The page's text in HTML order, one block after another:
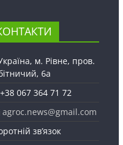
м. Рівне, пров.
6а
+38 067 364 71 72
agroc.news@gmail.com
зв’язок